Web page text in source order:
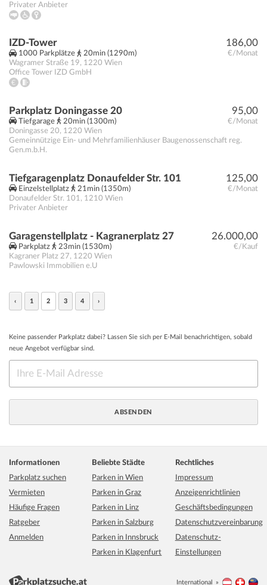
Privater Anbieter
186,00
€/Monat
IZD-Tower
1000 Parkplätze
20min (1290m)
Wagramer Straße 19, 1220 Wien
Office Tower IZD GmbH
95,00
€/Monat
Parkplatz Doningasse 20
Tiefgarage
20min (1300m)
Doningasse 20, 1220 Wien
Gemeinnützige Ein- und Mehrfamilienhäuser Baugenossenschaft reg.
Gen.m.b.H.
125,00
€/Monat
Tiefgaragenplatz Donaufelder Str. 101
Einzelstellplatz
21min (1350m)
Donaufelder Str. 101 , 1210 Wien
Privater Anbieter
26.000,00
€/Kauf
Garagenstellplatz - Kagranerplatz 27
Parkplatz
23min (1530m)
Kagraner Platz 27, 1220 Wien
Pawlowski Immobilien e.U
‹ 1 2 3 4 ›
Keine passender Parkplatz dabei? Lassen Sie sich per E-Mail benachrichtigen, sobald
neue Angebot verfügbar sind.
Informationen
Parkplatz suchen
Vermieten
Häufige Fragen
Ratgeber
Anmelden
Beliebte Städte
Parken in Wien
Parken in Graz
Parken in Linz
Parken in Salzburg
Parken in Innsbruck
Parken in Klagenfurt
Rechtliches
Impressum
Anzeigenrichtlinien
Geschäftsbedingungen
Datenschutzvereinbarung
Datenschutz-
Einstellungen
International